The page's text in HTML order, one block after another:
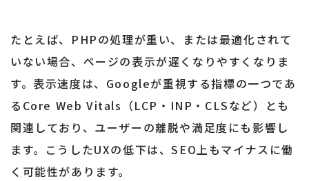
たとえば、PHPの処理が重い、または最適化されて
いない場合、ページの表示が遅くなりやすくなりま
す。表示速度は、Googleが重視する指標の一つであ
るCore Web Vitals（LCP・INP・CLSなど）とも
関連しており、ユーザーの離脱や満足度にも影響し
ます。こうしたUXの低下は、SEO上もマイナスに働
く可能性があります。